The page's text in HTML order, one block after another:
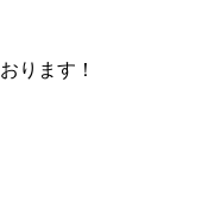
ります！